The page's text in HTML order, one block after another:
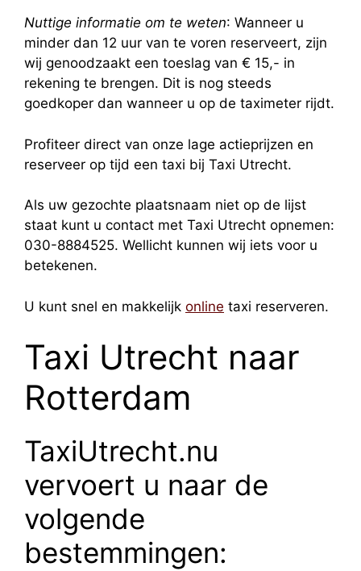
Nuttige informatie om te weten: Wanneer u
minder dan 12 uur van te voren reserveert, zijn
wij genoodzaakt een toeslag van € 15,- in
rekening te brengen. Dit is nog steeds
goedkoper dan wanneer u op de taximeter rijdt.
Profiteer direct van onze lage actieprijzen en
reserveer op tijd een taxi bij Taxi Utrecht.
Als uw gezochte plaatsnaam niet op de lijst
staat kunt u contact met Taxi Utrecht opnemen:
030-8884525. Wellicht kunnen wij iets voor u
betekenen.
U kunt snel en makkelijk online taxi reserveren.
Taxi Utrecht naar
Rotterdam
TaxiUtrecht.nu
vervoert u naar de
volgende
bestemmingen: